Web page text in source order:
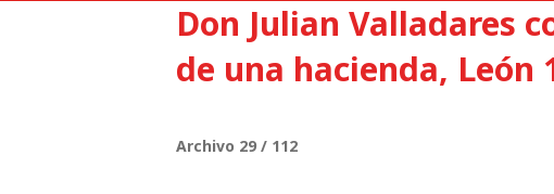
Don Julian Valladares
de una hacienda, León
Archivo 29 / 112